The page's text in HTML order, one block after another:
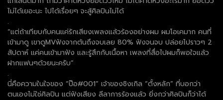
ไม่ได้เยอะนะ ไปได้เรื่อยๆ จะสู้ศิลปินไม่ได้
.
“แต่ถ้าเทียบกับคนแค่รักเสียงเพลงแล้วร้องอย่างผม ผมโอเคมาก คนที่
เข้ามาดู เขาดูMVฟังจากต้นถึงจบเลย 80% ฟังจนจบ ปล่อยไปราวๆ 2
สัปดาห์ แค่คนเข้ามาฟัง และรู้สึกกับเนื้อหา เพลงที่สื่อไปผมก็พอใจแล้ว
ฝากแฟนๆด้วยนะครับ”
.
นี่คือความในใจของ “ป๊อ#001” เจ้าของซิงเกิล “ตั้งหลัก” ที่บอกว่า
ตนเองไม่ใช่ศิลปิน แต่ฟังเสียง ลีลาการร้องแล้ว ยิ่งกว่าศิลปินก็ว่าได้